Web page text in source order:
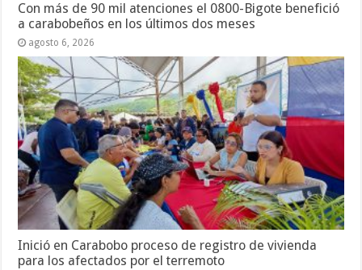
Con más de 90 mil atenciones el 0800-Bigote benefició
a carabobeños en los últimos dos meses
agosto 6, 2026
Inició en Carabobo proceso de registro de vivienda
para los afectados por el terremoto